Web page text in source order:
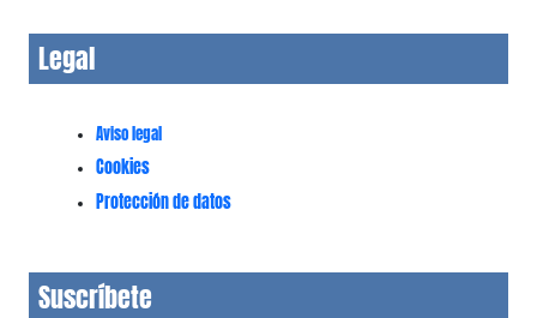
Legal
Aviso legal
Cookies
Protección de datos
Suscríbete